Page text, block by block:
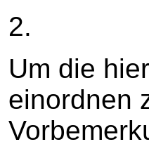
2.
Um die
einordnen